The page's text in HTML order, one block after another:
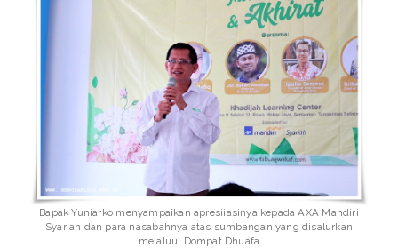
Bapak Yuniarko menyampaikan apresiiasinya kepada AXA Mandiri
Syariah dan para nasabahnya atas sumbangan yang disalurkan
melaluui Dompat Dhuafa